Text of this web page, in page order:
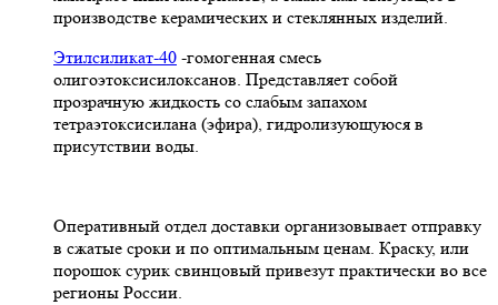
производстве керамических и стеклянных изделий.
Этилсиликат-40 -гомогенная смесь
олигоэтоксисилоксанов. Представляет собой
прозрачную жидкость со слабым запахом
тетраэтоксисилана (эфира), гидролизующуюся в
присутствии воды.
Оперативный отдел доставки организовывает отправку
в сжатые сроки и по оптимальным ценам. Краску, или
порошок сурик свинцовый привезут практически во все
регионы России.